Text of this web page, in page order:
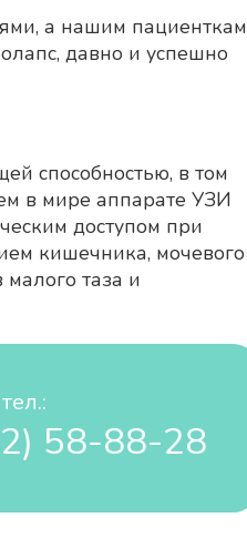
а нашим пациенткам
давно и успешно
способностью, в том
в мире аппарате УЗИ
доступом при
кишечника, мочевого
таза и
58-88-28